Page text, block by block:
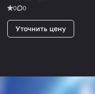
0 0
Уточнить цену